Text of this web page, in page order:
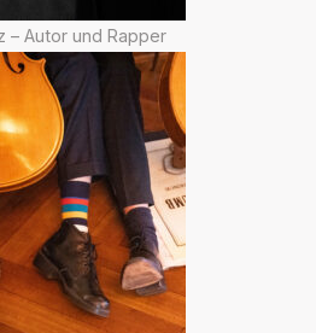
– Autor und Rapper